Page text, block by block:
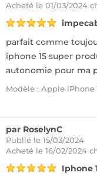
Acheté le 01/03/2024
parfait comme
iphone 15 super
autonomie pour ma
Modèle : Apple iPhone
par RoselynC
Publié le 15/03/2024
Acheté le 16/02/2024
Iphone